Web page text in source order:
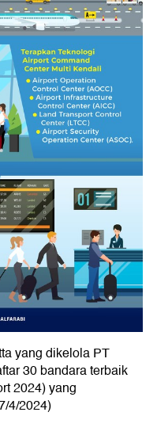
yang dikelola PT
30 bandara terbaik
2024) yang
4/2024)